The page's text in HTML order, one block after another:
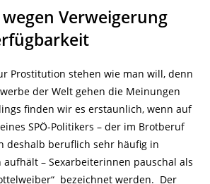
Verweigerung
Prostitution stehen wie man will, denn
der Welt gehen die Meinungen
finden wir es erstaunlich, wenn auf
SPÖ-Politikers – der im Brotberuf
deshalb beruflich sehr häufig in
– Sexarbeiterinnen pauschal als
bezeichnet werden. Der